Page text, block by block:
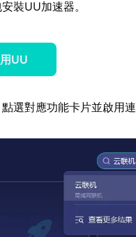
裝UU加速器。
UU
選對應功能卡片並啟用連